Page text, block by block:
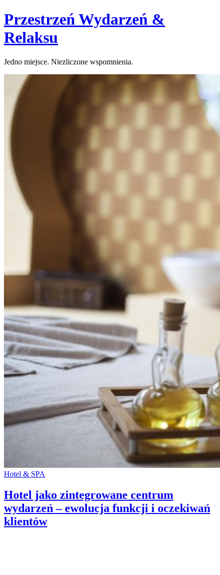
Skip
to
content
Przestrzeń Wydarzeń &
Relaksu
Jedno miejsce. Niezliczone wspomnienia.
Categories:
Hotel & SPA
Hotel jako zintegrowane centrum
wydarzeń – ewolucja funkcji i oczekiwań
klientów